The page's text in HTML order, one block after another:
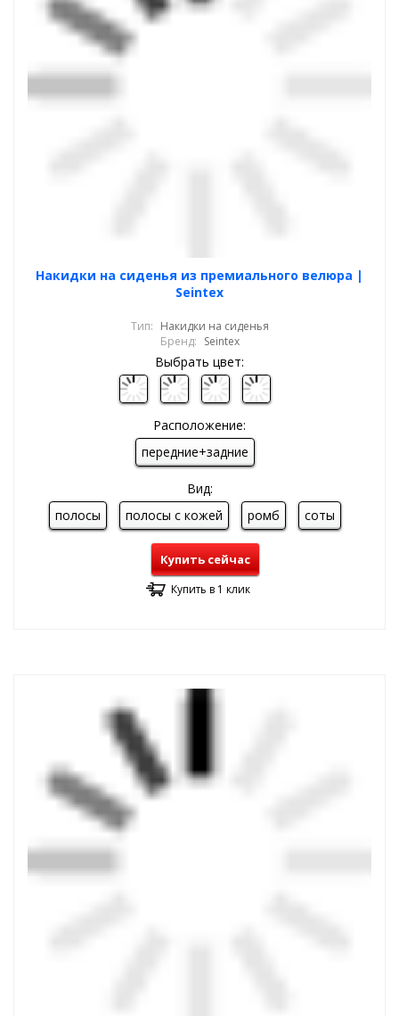
Накидки на сиденья из премиального велюра |
Seintex
Тип: Накидки на сиденья
Бренд: Seintex
Выбрать цвет:
Расположение:
передние+задние
Вид:
полосы
полосы с кожей ромб соты
Купить сейчас
Купить в 1 клик